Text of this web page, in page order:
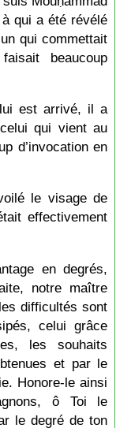
qui a été révélé
qui commettait
beaucoup
est arrivé, il a
qui vient au
d’invocation en
le visage de
effectivement
en degrés,
notre maître
difficultés sont
celui grâce
les souhaits
et par le
Honore-le ainsi
ô Toi le
le degré de ton